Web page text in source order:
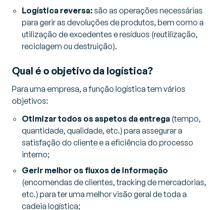
Logística reversa: são as operações necessárias
para gerir as devoluções de produtos, bem como a
utilização de excedentes e resíduos (reutilização,
reciclagem ou destruição).
Qual é o objetivo da logística?
Para uma empresa, a função logística tem vários
objetivos:
Otimizar todos os aspetos da entrega (tempo,
quantidade, qualidade, etc.) para assegurar a
satisfação do cliente e a eficiência do processo
interno;
Gerir melhor os fluxos de informação
(encomendas de clientes, tracking de mercadorias,
etc.) para ter uma melhor visão geral de toda a
cadeia logística;